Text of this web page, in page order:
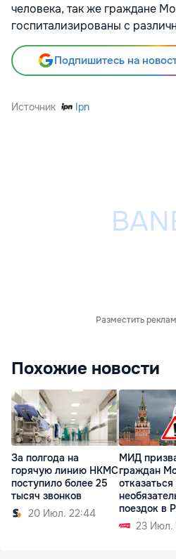
человека, так же граждане
госпитализированы с
Подпишитесь на
Источник Ipn
Разместить
Похожие новости
За полгода на
горячую линию НКМС
поступило более 25
тысяч звонков
20 Июл. 22:44
МИД
граждан
отказаться
поездок в
23 Июл.